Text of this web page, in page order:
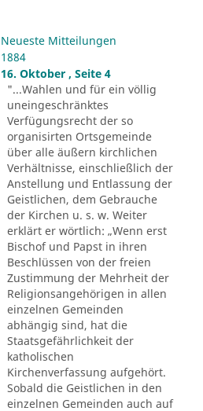
Neueste Mitteilungen
1884
16. Oktober , Seite 4
"...Wahlen und für ein völlig
uneingeschränktes
Verfügungsrecht der so
organisirten Ortsgemeinde
über alle äußern kirchlichen
Verhältnisse, einschließlich der
Anstellung und Entlassung der
Geistlichen, dem Gebrauche
der Kirchen u. s. w. Weiter
erklärt er wörtlich: „Wenn erst
Bischof und Papst in ihren
Beschlüssen von der freien
Zustimmung der Mehrheit der
Religionsangehörigen in allen
einzelnen Gemeinden
abhängig sind, hat die
Staatsgefährlichkeit der
katholischen
Kirchenverfassung aufgehört.
Sobald die Geistlichen in den
einzelnen Gemeinden auch auf